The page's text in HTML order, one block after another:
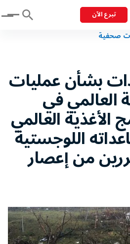
تبرع الآن Menu
صحفية
بشأن عمليات
العالمي في
الأغذية العالمي
اللوجستية
من إعصار